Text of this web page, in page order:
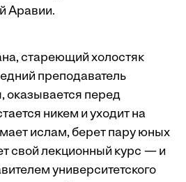
Аравии.
стареющий холостяк
преподаватель
перед
никем и уходит на
ислам, берет пару юных
свой лекционный курс — и
университетского